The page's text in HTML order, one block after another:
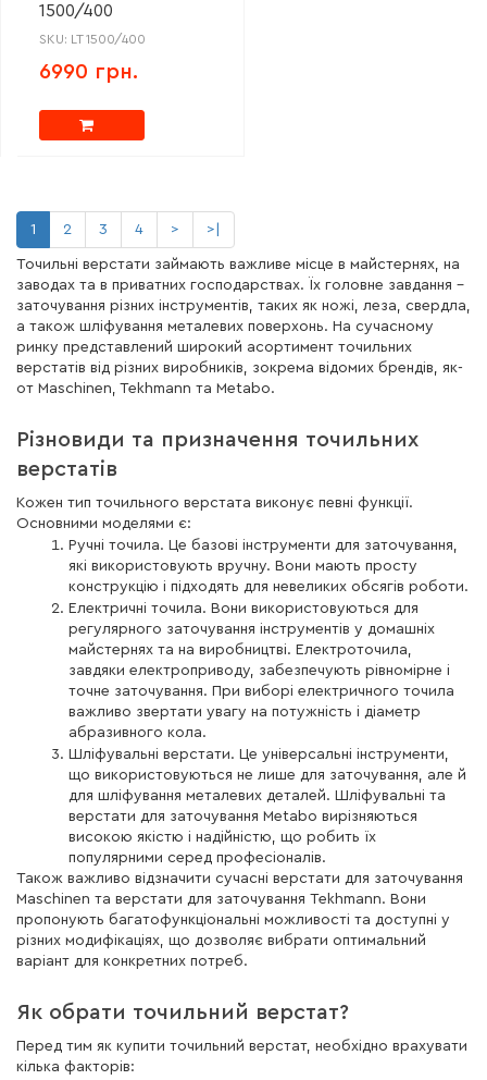
1500/400
SKU: LT 1500/400
6990 грн.
1 2 3 4 > >|
Точильні верстати займають важливе місце в майстернях, на
заводах та в приватних господарствах. Їх головне завдання –
заточування різних інструментів, таких як ножі, леза, свердла,
а також шліфування металевих поверхонь. На сучасному
ринку представлений широкий асортимент точильних
верстатів від різних виробників, зокрема відомих брендів, як-
от Maschinen, Tekhmann та Metabo.
Різновиди та призначення точильних
верстатів
Кожен тип точильного верстата виконує певні функції.
Основними моделями є:
Ручні точила. Це базові інструменти для заточування,
які використовують вручну. Вони мають просту
конструкцію і підходять для невеликих обсягів роботи.
Електричні точила. Вони використовуються для
регулярного заточування інструментів у домашніх
майстернях та на виробництві. Електроточила,
завдяки електроприводу, забезпечують рівномірне і
точне заточування. При виборі електричного точила
важливо звертати увагу на потужність і діаметр
абразивного кола.
Шліфувальні верстати. Це універсальні інструменти,
що використовуються не лише для заточування, але й
для шліфування металевих деталей. Шліфувальні та
верстати для заточування Metabo вирізняються
високою якістю і надійністю, що робить їх
популярними серед професіоналів.
Також важливо відзначити сучасні верстати для заточування
Maschinen та верстати для заточування Tekhmann. Вони
пропонують багатофункціональні можливості та доступні у
різних модифікаціях, що дозволяє вибрати оптимальний
варіант для конкретних потреб.
Як обрати точильний верстат?
Перед тим як купити точильний верстат, необхідно врахувати
кілька факторів: